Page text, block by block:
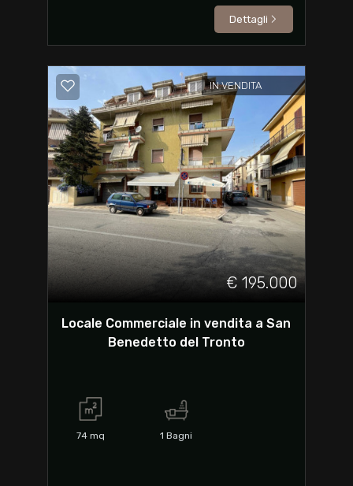
Dettagli
IN VENDITA
€ 195.000
Locale Commerciale in vendita a San
Benedetto del Tronto
74 mq 1 Bagni